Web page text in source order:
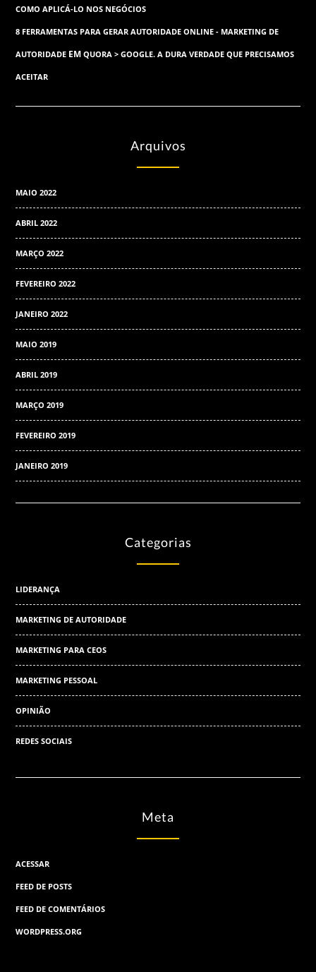
COMO APLICÁ-LO NOS NEGÓCIOS
8 FERRAMENTAS PARA GERAR AUTORIDADE ONLINE - MARKETING DE
AUTORIDADE EMQUORA > GOOGLE. A DURA VERDADE QUE PRECISAMOS
ACEITAR
Arquivos
MAIO 2022
ABRIL 2022
MARÇO 2022
FEVEREIRO 2022
JANEIRO 2022
MAIO 2019
ABRIL 2019
MARÇO 2019
FEVEREIRO 2019
JANEIRO 2019
Categorias
LIDERANÇA
MARKETING DE AUTORIDADE
MARKETING PARA CEOS
MARKETING PESSOAL
OPINIÃO
REDES SOCIAIS
Meta
ACESSAR
FEED DE POSTS
FEED DE COMENTÁRIOS
WORDPRESS.ORG